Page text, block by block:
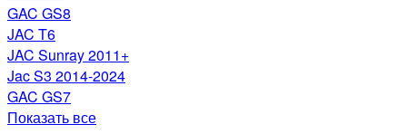
GAC GS8
JAC T6
JAC Sunray 2011+
Jac S3 2014-2024
GAC GS7
Показать все